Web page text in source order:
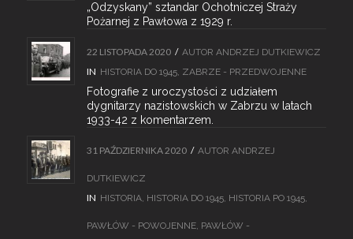
„Odzyskany” sztandar Ochotniczej Straży
Pożarnej z Pawłowa z 1929 r.
22 LISTOPADA 2020 / AUTOR ANDRZEJ DUTKIEWICZ
IN HISTORIA DO 1945, ZABRZE - PRZEDWOJENNE
Fotografie z uroczystości z udziałem
dygnitarzy nazistowskich w Zabrzu w latach
1933-42 z komentarzem.
31 PAŹDZIERNIKA 2020 / AUTOR ANDRZEJ
DUTKIEWICZ
IN HISTORIA, HISTORIA DO 1945, HISTORIA PO 1945,
PAWŁÓW - POWOJENNE, PAWŁÓW -